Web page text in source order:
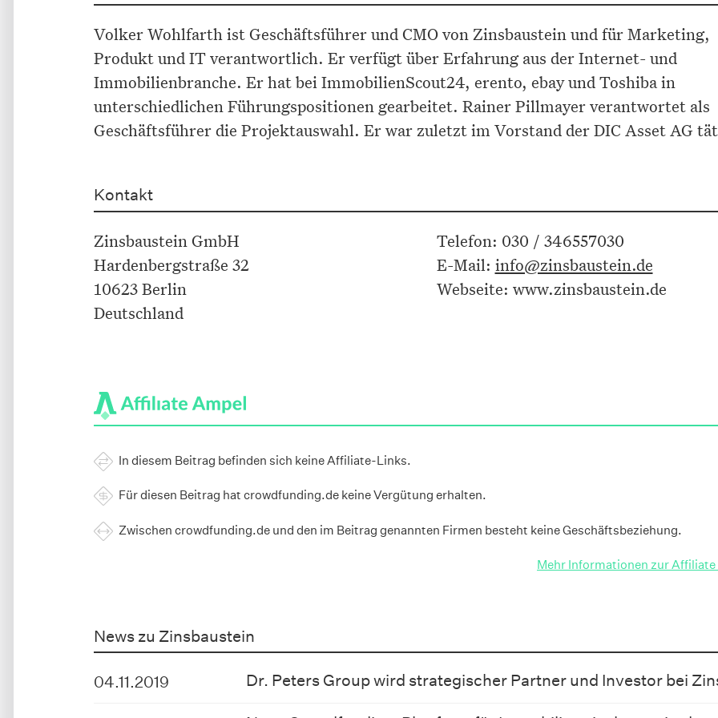
Volker Wohlfarth ist Geschäftsführer und CMO von Zinsbaustein und für Marketing,
Produkt und IT verantwortlich. Er verfügt über Erfahrung aus der Internet- und
Immobilienbranche. Er hat bei ImmobilienScout24, erento, ebay und Toshiba in
unterschiedlichen Führungspositionen gearbeitet. Rainer Pillmayer verantwortet als
Geschäftsführer die Projektauswahl. Er war zuletzt im Vorstand der DIC Asset AG
Kontakt
Zinsbaustein GmbH
Hardenbergstraße 32
10623 Berlin
Deutschland
Telefon: 030 / 346557030
E-Mail: info@zinsbaustein.de
Webseite: www.zinsbaustein.de
In diesem Beitrag befinden sich keine Affiliate-Links.
Für diesen Beitrag hat crowdfunding.de keine Vergütung erhalten.
Zwischen crowdfunding.de und den im Beitrag genannten Firmen besteht keine Geschäftsbeziehung.
Mehr Informationen zur
News zu Zinsbaustein
04.11.2019 Dr. Peters Group wird strategischer Partner und Investor bei